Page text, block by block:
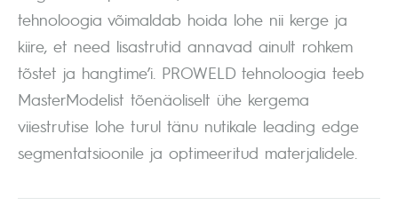
tehnoloogia võimaldab hoida lohe nii kerge ja
kiire, et need lisastrutid annavad ainult rohkem
tõstet ja hangtime’i. PROWELD tehnoloogia teeb
MasterModelist tõenäoliselt ühe kergema
viiestrutise lohe turul tänu nutikale leading edge
segmentatsioonile ja optimeeritud materjalidele.